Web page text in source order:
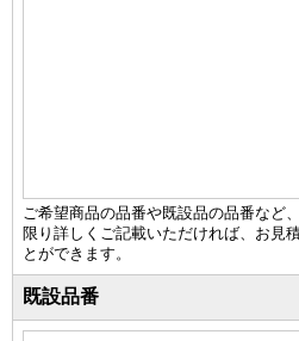
ご希望商品の品番や既設品の品番など
限り詳しくご記載いただければ、お見
とができます。
既設品番